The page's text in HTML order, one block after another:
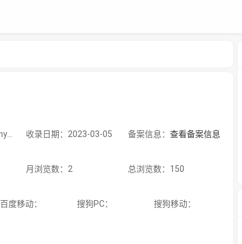
站点域名：www.dianyan.cc 收录日期：2023-03-05 备案信息：查看备案信息
月浏览数：2 总浏览数：150
百度移动： 搜狗PC： 搜狗移动：